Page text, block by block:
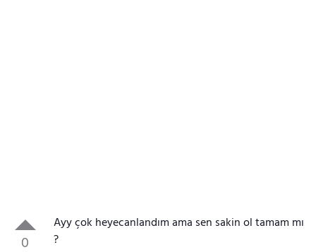
0
Ayy çok heyecanlandım ama sen sakin ol tamam mı
?